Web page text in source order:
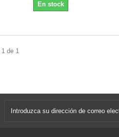
En stock
1 de 1